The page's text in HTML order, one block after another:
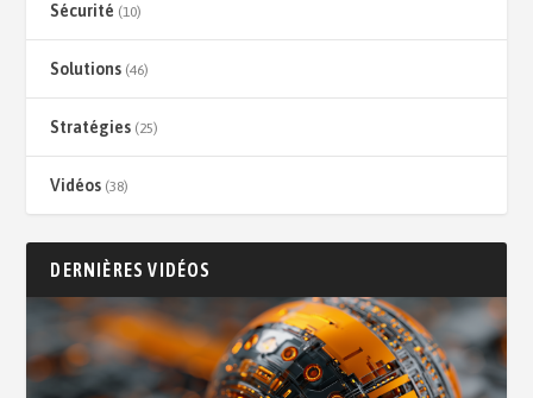
Sécurité (10)
Solutions (46)
Stratégies (25)
Vidéos (38)
DERNIÈRES VIDÉOS